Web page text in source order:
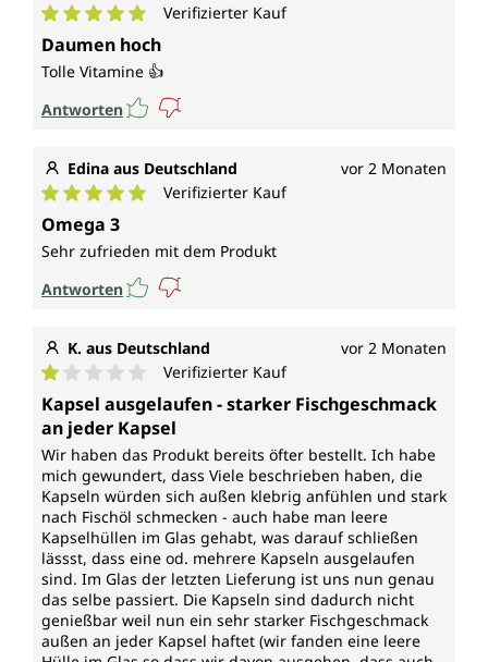
Durchschnittliche Bewertung von 5 von 5 Sternen
Verifizierter Kauf
Daumen hoch
Tolle Vitamine 👍
Antworten
Edina aus Deutschland vor 2 Monaten
Durchschnittliche Bewertung von 5 von 5 Sternen
Verifizierter Kauf
Omega 3
Sehr zufrieden mit dem Produkt
Antworten
K. aus Deutschland vor 2 Monaten
Durchschnittliche Bewertung von 1 von 5 Sternen
Verifizierter Kauf
Kapsel ausgelaufen - starker Fischgeschmack
an jeder Kapsel
Wir haben das Produkt bereits öfter bestellt. Ich habe
mich gewundert, dass Viele beschrieben haben, die
Kapseln würden sich außen klebrig anfühlen und stark
nach Fischöl schmecken - auch habe man leere
Kapselhüllen im Glas gehabt, was darauf schließen
lässst, dass eine od. mehrere Kapseln ausgelaufen
sind. Im Glas der letzten Lieferung ist uns nun genau
das selbe passiert. Die Kapseln sind dadurch nicht
genießbar weil nun ein sehr starker Fischgeschmack
außen an jeder Kapsel haftet (wir fanden eine leere